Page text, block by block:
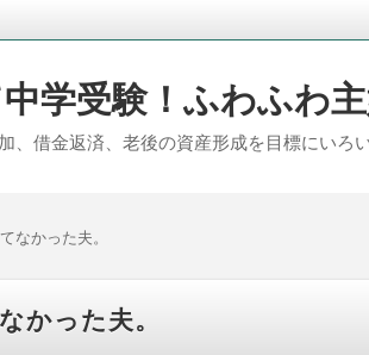
学受験！ふわふわ
、借金返済、老後の資産形成を目標にいろ
なかった夫。
かった夫。